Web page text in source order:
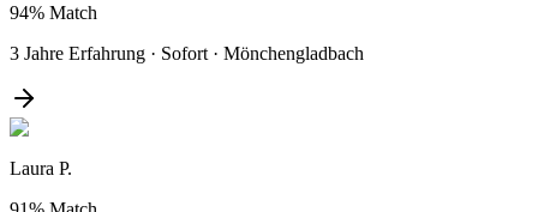
94% Match
3 Jahre Erfahrung · Sofort · Mönchengladbach
Laura P.